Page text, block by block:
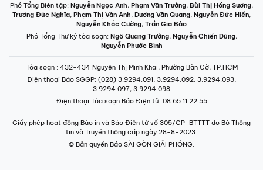
Phó Tổng Biên tập: Nguyễn Ngọc Anh, Phạm Văn Trường, Bùi Thị Hồng Sương,
Trương Đức Nghĩa, Phạm Thị Vân Anh, Dương Văn Quang, Nguyễn Đức Hiển,
Nguyễn Khắc Cường, Trần Gia Bảo
Phó Tổng Thư ký tòa soạn: Ngô Quang Trưởng, Nguyễn Chiến Dũng,
Nguyễn Phước Bình
Tòa soạn : 432-434 Nguyễn Thị Minh Khai, Phường Bàn Cờ, TP.HCM
Điện thoại Báo SGGP: (028) 3.9294.091, 3.9294.092, 3.9294.093,
3.9294.097, 3.9294.098
Điện thoại Tòa soạn Báo Điện tử: 08 65 11 22 55
Giấy phép hoạt động Báo in và Báo Điện tử số 305/GP-BTTTT do Bộ Thông
tin và Truyền thông cấp ngày 28-8-2023.
© Bản quyền Báo SÀI GÒN GIẢI PHÓNG.